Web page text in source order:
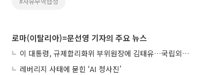
로마(이탈리아)=문선영 기자의 주요 뉴스
이 대통령, 규제합리화위 부위원장에 김태유…국립외교원장 김흥규
레버리지 사태에 묻힌 ‘AI 청사진’